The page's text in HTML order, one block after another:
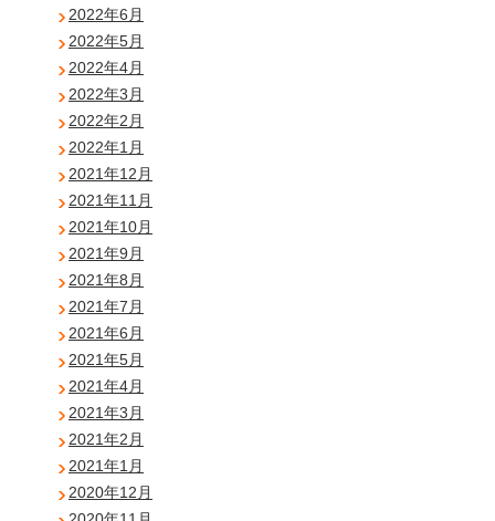
2022年6月
2022年5月
2022年4月
2022年3月
2022年2月
2022年1月
2021年12月
2021年11月
2021年10月
2021年9月
2021年8月
2021年7月
2021年6月
2021年5月
2021年4月
2021年3月
2021年2月
2021年1月
2020年12月